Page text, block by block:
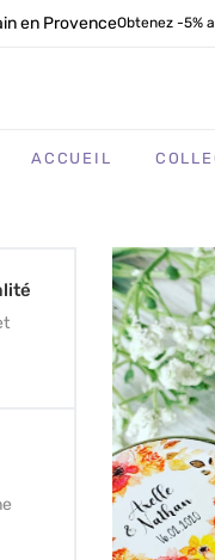
en ProvenceObtenez -5%
ACCUEIL